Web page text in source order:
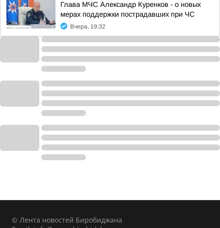
Глава МЧС Александр Куренков - о новых
мерах поддержки пострадавших при ЧС
Вчера, 19:32
© Лента новостей Биробиджана